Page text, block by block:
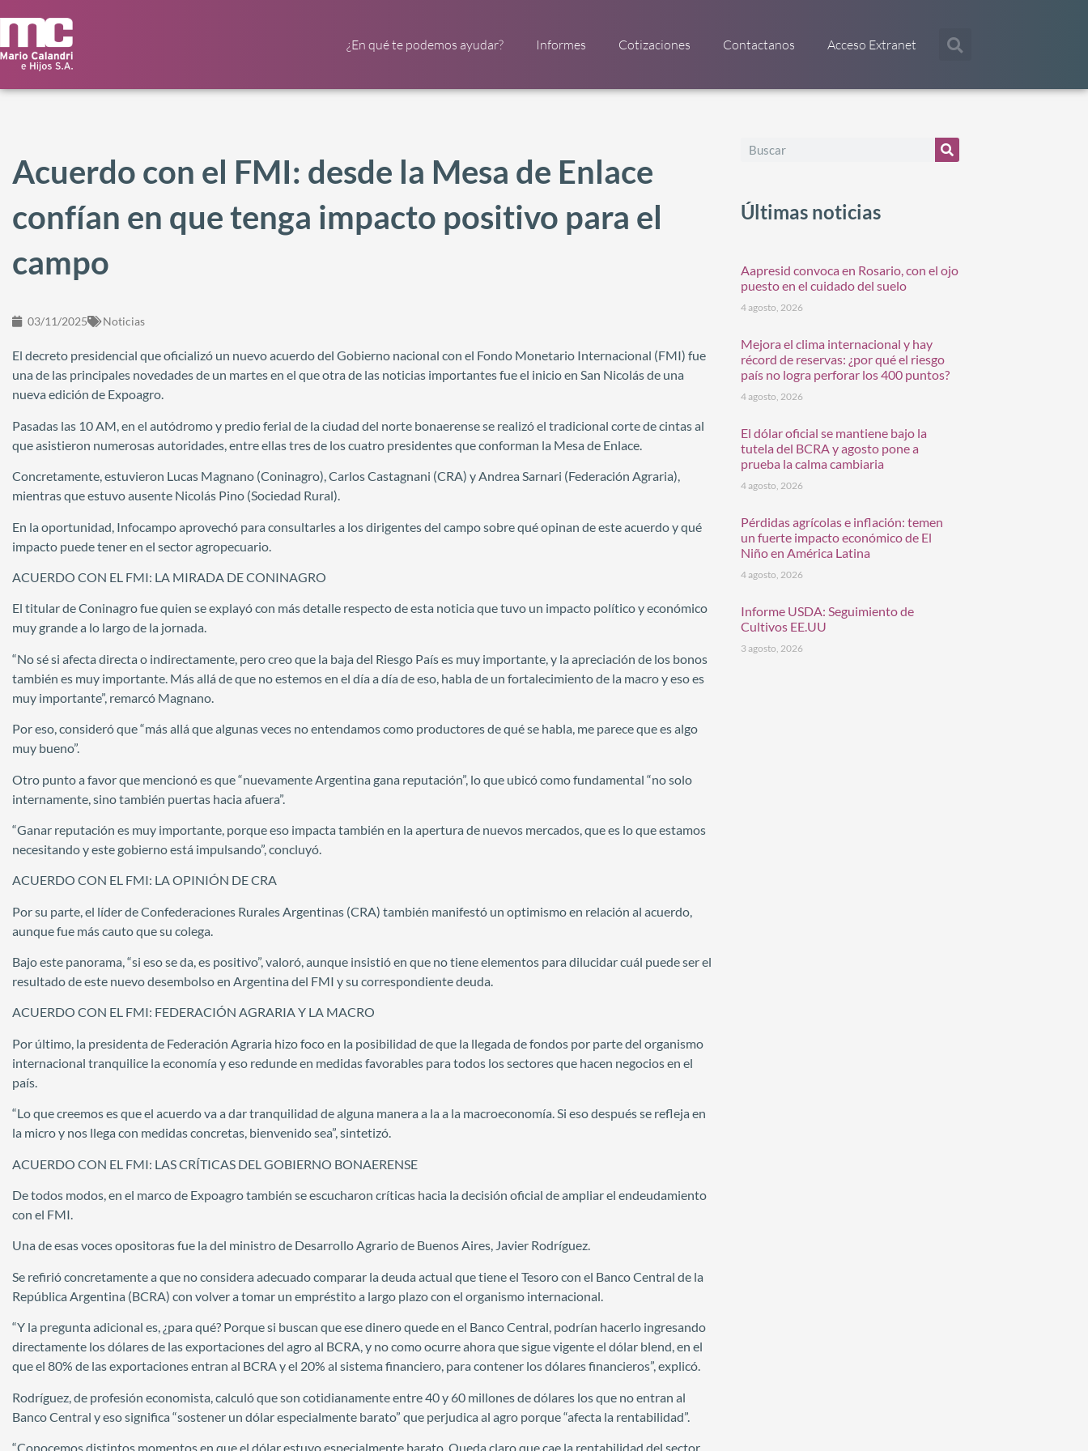
¿En qué te podemos ayudar? Informes Cotizaciones Contactanos Acceso Extranet
Acuerdo con el FMI: desde la Mesa de Enlace
confían en que tenga impacto positivo para el
campo
03/11/2025 Noticias
El decreto presidencial que oficializó un nuevo acuerdo del Gobierno nacional con el Fondo Monetario Internacional (FMI) fue
una de las principales novedades de un martes en el que otra de las noticias importantes fue el inicio en San Nicolás de una
nueva edición de Expoagro.
Pasadas las 10 AM, en el autódromo y predio ferial de la ciudad del norte bonaerense se realizó el tradicional corte de cintas al
que asistieron numerosas autoridades, entre ellas tres de los cuatro presidentes que conforman la Mesa de Enlace.
Concretamente, estuvieron Lucas Magnano (Coninagro), Carlos Castagnani (CRA) y Andrea Sarnari (Federación Agraria),
mientras que estuvo ausente Nicolás Pino (Sociedad Rural).
En la oportunidad, Infocampo aprovechó para consultarles a los dirigentes del campo sobre qué opinan de este acuerdo y qué
impacto puede tener en el sector agropecuario.
ACUERDO CON EL FMI: LA MIRADA DE CONINAGRO
El titular de Coninagro fue quien se explayó con más detalle respecto de esta noticia que tuvo un impacto político y económico
muy grande a lo largo de la jornada.
“No sé si afecta directa o indirectamente, pero creo que la baja del Riesgo País es muy importante, y la apreciación de los bonos
también es muy importante. Más allá de que no estemos en el día a día de eso, habla de un fortalecimiento de la macro y eso es
muy importante”, remarcó Magnano.
Por eso, consideró que “más allá que algunas veces no entendamos como productores de qué se habla, me parece que es algo
muy bueno”.
Otro punto a favor que mencionó es que “nuevamente Argentina gana reputación”, lo que ubicó como fundamental “no solo
internamente, sino también puertas hacia afuera”.
“Ganar reputación es muy importante, porque eso impacta también en la apertura de nuevos mercados, que es lo que estamos
necesitando y este gobierno está impulsando”, concluyó.
ACUERDO CON EL FMI: LA OPINIÓN DE CRA
Por su parte, el líder de Confederaciones Rurales Argentinas (CRA) también manifestó un optimismo en relación al acuerdo,
aunque fue más cauto que su colega.
Bajo este panorama, “si eso se da, es positivo”, valoró, aunque insistió en que no tiene elementos para dilucidar cuál puede ser el
resultado de este nuevo desembolso en Argentina del FMI y su correspondiente deuda.
ACUERDO CON EL FMI: FEDERACIÓN AGRARIA Y LA MACRO
Por último, la presidenta de Federación Agraria hizo foco en la posibilidad de que la llegada de fondos por parte del organismo
internacional tranquilice la economía y eso redunde en medidas favorables para todos los sectores que hacen negocios en el
país.
“Lo que creemos es que el acuerdo va a dar tranquilidad de alguna manera a la a la macroeconomía. Si eso después se refleja en
la micro y nos llega con medidas concretas, bienvenido sea”, sintetizó.
ACUERDO CON EL FMI: LAS CRÍTICAS DEL GOBIERNO BONAERENSE
De todos modos, en el marco de Expoagro también se escucharon críticas hacia la decisión oficial de ampliar el endeudamiento
con el FMI.
Una de esas voces opositoras fue la del ministro de Desarrollo Agrario de Buenos Aires, Javier Rodríguez.
Se refirió concretamente a que no considera adecuado comparar la deuda actual que tiene el Tesoro con el Banco Central de la
República Argentina (BCRA) con volver a tomar un empréstito a largo plazo con el organismo internacional.
“Y la pregunta adicional es, ¿para qué? Porque si buscan que ese dinero quede en el Banco Central, podrían hacerlo ingresando
directamente los dólares de las exportaciones del agro al BCRA, y no como ocurre ahora que sigue vigente el dólar blend, en el
que el 80% de las exportaciones entran al BCRA y el 20% al sistema financiero, para contener los dólares financieros”, explicó.
Rodríguez, de profesión economista, calculó que son cotidianamente entre 40 y 60 millones de dólares los que no entran al
Banco Central y eso significa “sostener un dólar especialmente barato” que perjudica al agro porque “afecta la rentabilidad”.
“Conocemos distintos momentos en que el dólar estuvo especialmente barato. Queda claro que cae la rentabilidad del sector
Últimas noticias
Aapresid convoca en Rosario, con el ojo
puesto en el cuidado del suelo
4 agosto, 2026
Mejora el clima internacional y hay
récord de reservas: ¿por qué el riesgo
país no logra perforar los 400 puntos?
4 agosto, 2026
El dólar oficial se mantiene bajo la
tutela del BCRA y agosto pone a
prueba la calma cambiaria
4 agosto, 2026
Pérdidas agrícolas e inflación: temen
un fuerte impacto económico de El
Niño en América Latina
4 agosto, 2026
Informe USDA: Seguimiento de
Cultivos EE.UU
3 agosto, 2026